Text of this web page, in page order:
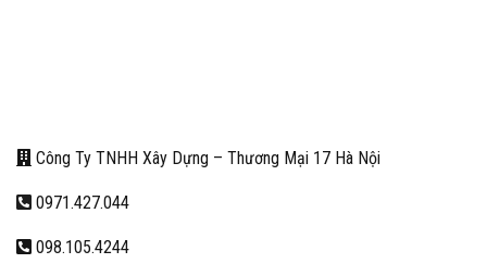
Công Ty TNHH Xây Dựng – Thương Mại 17 Hà Nội
0971.427.044
098.105.4244